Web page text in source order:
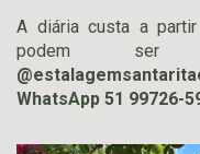
A diária custa a
podem ser
WhatsApp 51 99726-